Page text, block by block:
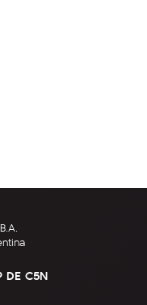
DE C5N